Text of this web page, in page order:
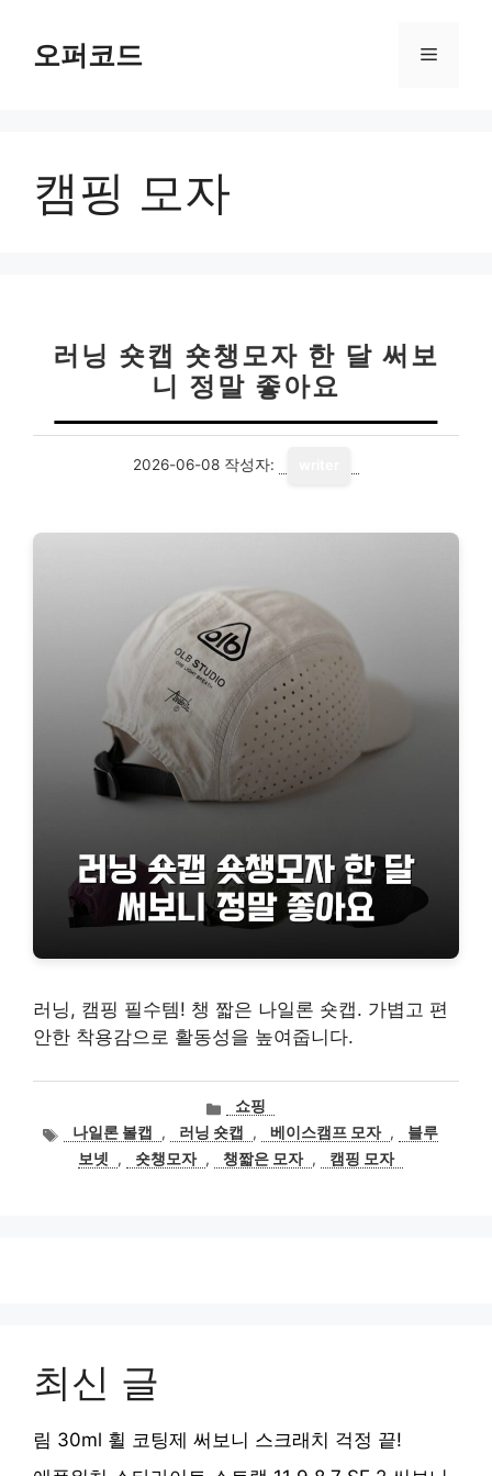
오퍼코드 메
캠핑 모자
러닝 숏캡 숏챙모자 한 달 써보
니 정말 좋아요
2026-06-08 작성자:
러닝, 캠핑 필수템! 챙 짧은 나일론 숏캡. 가볍고 편
안한 착용감으로 활동성을 높여줍니다.
카
테
고
리
쇼핑
태나일론 볼캡 , 러닝 숏캡 , 베이스캠프 모자 ,
블루
보넷
, 숏챙모자 , 챙짧은 모자 , 캠핑 모자
최신 글
림 30ml 휠 코팅제 써보니 스크래치 걱정 끝!